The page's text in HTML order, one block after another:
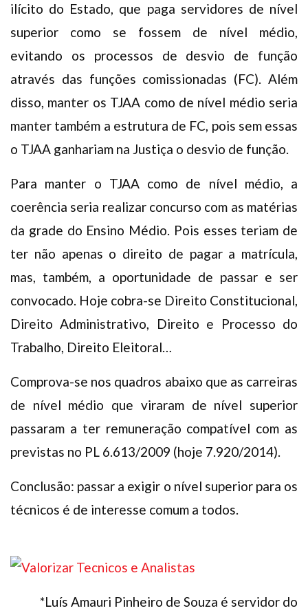
ilícito do Estado, que paga servidores de nível
superior como se fossem de nível médio,
evitando os processos de desvio de função
através das funções comissionadas (FC). Além
disso, manter os TJAA como de nível médio seria
manter também a estrutura de FC, pois sem essas
o TJAA ganhariam na Justiça o desvio de função.
Para manter o TJAA como de nível médio, a
coerência seria realizar concurso com as matérias
da grade do Ensino Médio. Pois esses teriam de
ter não apenas o direito de pagar a matrícula,
mas, também, a oportunidade de passar e ser
convocado. Hoje cobra-se Direito Constitucional,
Direito Administrativo, Direito e Processo do
Trabalho, Direito Eleitoral…
Comprova-se nos quadros abaixo que as carreiras
de nível médio que viraram de nível superior
passaram a ter remuneração compatível com as
previstas no PL 6.613/2009 (hoje 7.920/2014).
Conclusão: passar a exigir o nível superior para os
técnicos é de interesse comum a todos.
*Luís Amauri Pinheiro de Souza é servidor do